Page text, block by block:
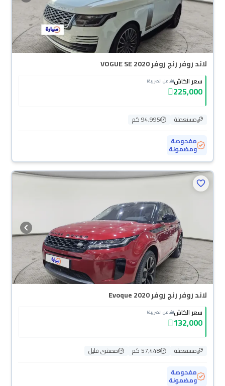
لاند روفر رنج روفر VOGUE SE 2020
سعر الكاش(شامل الضريبة)
225,000
مستعملة
94,995 كم
مفحوصة
ومضمونة
لاند روفر رنج روفر Evoque 2020
سعر الكاش(شامل الضريبة)
132,000
مستعملة 57,448 كم
ممشى قليل
مفحوصة
ومضمونة